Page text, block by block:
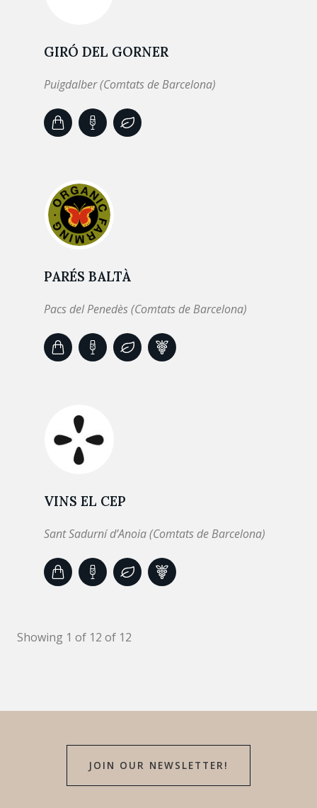
GIRÓ DEL GORNER
Puigdalber (Comtats de Barcelona)
PARÉS BALTÀ
Pacs del Penedès (Comtats de Barcelona)
VINS EL CEP
Sant Sadurní d’Anoia (Comtats de Barcelona)
Showing 1 of 12 of 12
JOIN OUR NEWSLETTER!